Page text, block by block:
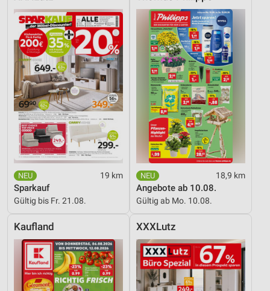
19 km
Sparkauf
Gültig bis Fr. 21.08.
18,9 km
Angebote ab 10.08.
Gültig ab Mo. 10.08.
Kaufland XXXLutz